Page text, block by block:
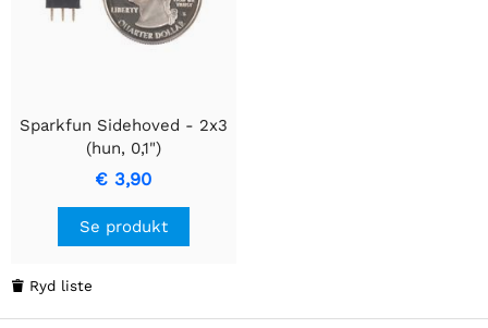
Sparkfun Sidehoved - 2x3
(hun, 0,1")
€ 3,90
Se produkt
 Ryd liste